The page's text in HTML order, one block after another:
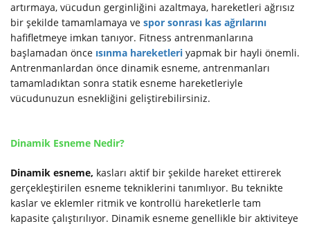
artırmaya, vücudun gerginliğini azaltmaya, hareketleri ağrısız
bir şekilde tamamlamaya ve spor sonrası kas ağrılarını
hafifletmeye imkan tanıyor. Fitness antrenmanlarına
başlamadan önce ısınma hareketleri yapmak bir hayli önemli.
Antrenmanlardan önce dinamik esneme, antrenmanları
tamamladıktan sonra statik esneme hareketleriyle
vücudunuzun esnekliğini geliştirebilirsiniz.
Dinamik Esneme Nedir?
Dinamik esneme, kasları aktif bir şekilde hareket ettirerek
gerçekleştirilen esneme tekniklerini tanımlıyor. Bu teknikte
kaslar ve eklemler ritmik ve kontrollü hareketlerle tam
kapasite çalıştırılıyor. Dinamik esneme genellikle bir aktiviteye